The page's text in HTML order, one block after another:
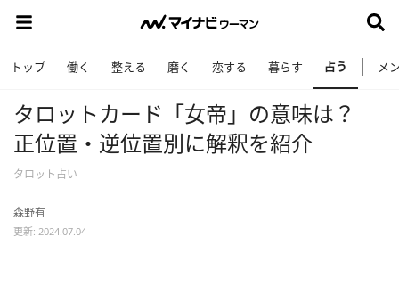
トップ 働く 整える 磨く 恋する 暮らす 占う メ
タロットカード「女帝」の意味は？
正位置・逆位置別に解釈を紹介
タロット占い
森野有
更新: 2024.07.04